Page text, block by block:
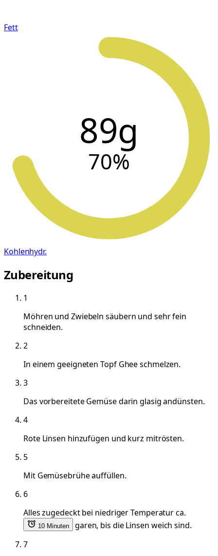
Fett
89g
70%
Kohlenhydr.
Zubereitung
1
Möhren und Zwiebeln säubern und sehr fein
schneiden.
2
In einem geeigneten Topf Ghee schmelzen.
3
Das vorbereitete Gemüse darin glasig andünsten.
4
Rote Linsen hinzufügen und kurz mitrösten.
5
Mit Gemüsebrühe auffüllen.
6
Alles zugedeckt bei niedriger Temperatur ca.
10 Minuten
garen, bis die Linsen weich sind.
7